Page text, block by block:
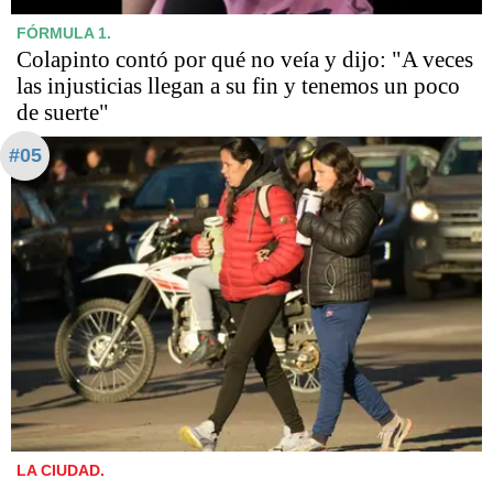
FÓRMULA 1.
Colapinto contó por qué no veía y dijo: "A veces
las injusticias llegan a su fin y tenemos un poco
de suerte"
#05
LA CIUDAD.